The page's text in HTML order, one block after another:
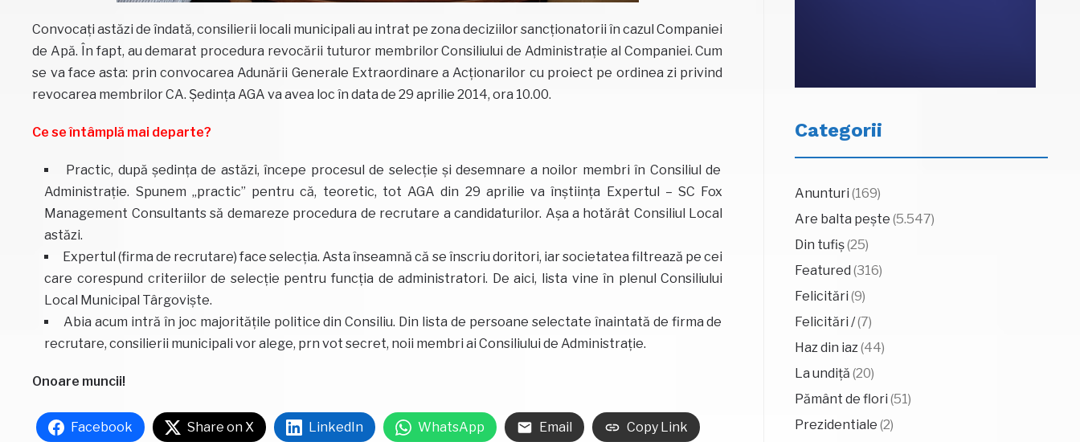
Convocați astăzi de îndată, consilierii locali municipali au intrat pe zona deciziilor sancționatorii în cazul Companiei
de Apă. În fapt, au demarat procedura revocării tuturor membrilor Consiliului de Administrație al Companiei. Cum
se va face asta: prin convocarea Adunării Generale Extraordinare a Acționarilor cu proiect pe ordinea zi privind
revocarea membrilor CA. Ședința AGA va avea loc în data de 29 aprilie 2014, ora 10.00.
Ce se întâmplă mai departe?
Practic, după ședința de astăzi, începe procesul de selecție și desemnare a noilor membri în Consiliul de
Administrație. Spunem „practic” pentru că, teoretic, tot AGA din 29 aprilie va înștiința Expertul – SC Fox
Management Consultants să demareze procedura de recrutare a candidaturilor. Așa a hotărât Consiliul Local
astăzi.
Expertul (firma de recrutare) face selecția. Asta înseamnă că se înscriu doritori, iar societatea filtrează pe cei
care corespund criteriilor de selecție pentru funcția de administratori. De aici, lista vine în plenul Consiliului
Local Municipal Târgoviște.
Abia acum intră în joc majoritățile politice din Consiliu. Din lista de persoane selectate înaintată de firma de
recrutare, consilierii municipali vor alege, prn vot secret, noii membri ai Consiliului de Administrație.
Onoare muncii!
Facebook Share on X LinkedIn WhatsApp Email Copy Link
Categorii
Anunturi (169)
Are balta pește (5.547)
Din tufiș(25)
Featured (316)
Felicitări (9)
Felicitări /(7)
Haz din iaz(44)
La undiță (20)
Pământ de flori (51)
Prezidentiale (2)